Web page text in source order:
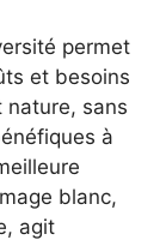
permet
et besoins
nature, sans
à
blanc,
agit